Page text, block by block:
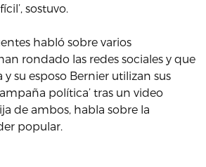
sostuvo.
habló sobre varios
rondado las redes sociales y que
su esposo Bernier utilizan sus
política’ tras un video
de ambos, habla sobre la
popular.